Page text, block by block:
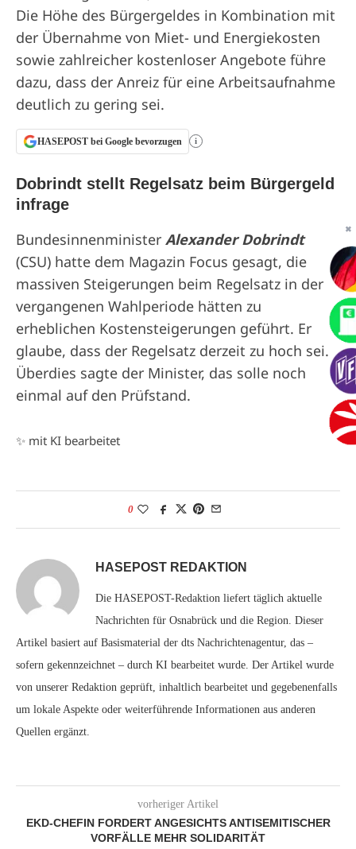
Die Höhe des Bürgergeldes in Kombination mit
der Übernahme von Miet- und Energiekosten
sowie zahlreicher kostenloser Angebote führe
dazu, dass der Anreiz für eine Arbeitsaufnahme
deutlich zu gering sei.
HASEPOST bei Google bevorzugen i
Dobrindt stellt Regelsatz beim Bürgergeld
infrage
Bundesinnenminister Alexander Dobrindt
(CSU) hatte dem Magazin Focus gesagt, die
massiven Steigerungen beim Regelsatz in der
vergangenen Wahlperiode hätten zu
erheblichen Kostensteigerungen geführt. Er
glaube, dass der Regelsatz derzeit zu hoch sei.
Überdies sagte der Minister, das solle noch
einmal auf den Prüfstand.
✨ mit KI bearbeitet
0
HASEPOST REDAKTION
Die HASEPOST-Redaktion liefert täglich aktuelle
Nachrichten für Osnabrück und die Region. Dieser
Artikel basiert auf Basismaterial der dts Nachrichtenagentur, das –
sofern gekennzeichnet – durch KI bearbeitet wurde. Der Artikel wurde
von unserer Redaktion geprüft, inhaltlich bearbeitet und gegebenenfalls
um lokale Aspekte oder weiterführende Informationen aus anderen
Quellen ergänzt.
vorheriger Artikel
EKD-CHEFIN FORDERT ANGESICHTS ANTISEMITISCHER
VORFÄLLE MEHR SOLIDARITÄT
✖